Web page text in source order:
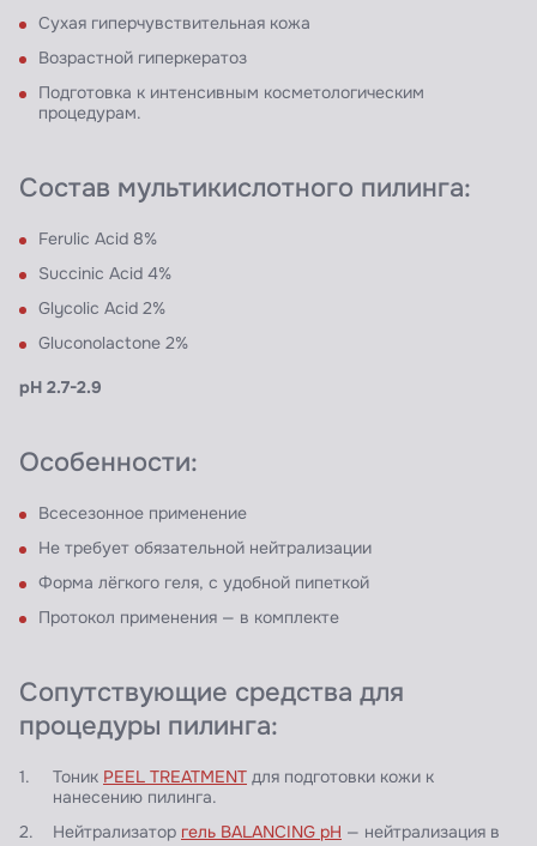
Сухая гиперчувствительная кожа
Возрастной гиперкератоз
Подготовка к интенсивным косметологическим
процедурам.
Состав мультикислотного пилинга:
Ferulic Acid 8%
Succinic Acid 4%
Glycolic Acid 2%
Gluconolactone 2%
pH 2.7-2.9
Особенности:
Всесезонное применение
Не требует обязательной нейтрализации
Форма лёгкого геля, с удобной пипеткой
Протокол применения — в комплекте
Сопутствующие средства для
процедуры пилинга:
Тоник PEEL TREATMENT для подготовки кожи к
нанесению пилинга.
Нейтрализатор гель BALANCING pH — нейтрализация в